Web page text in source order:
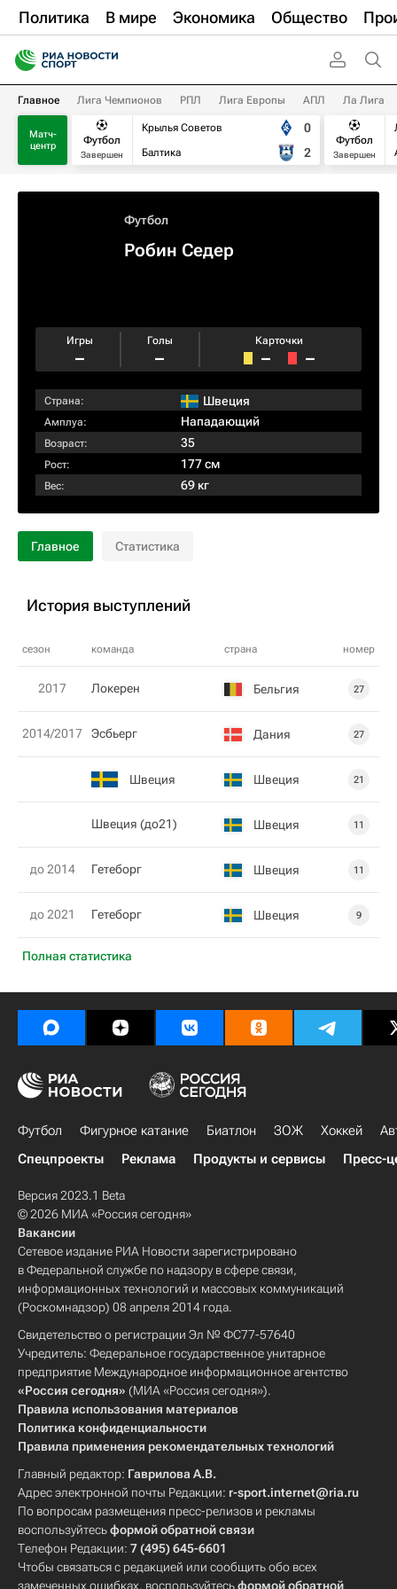
Политика В мире Экономика Общество
Главное Лига Чемпионов РПЛ Лига Европы АПЛ Ла Лига
Матч-
центр
Футбол
Завершен
Крылья Советов
Балтика
0
2
Футбол
Завершен
Футбол
Робин Седер
Игры
–
Голы
–
Карточки
– –
Страна: Швеция
Амплуа: Нападающий
Возраст: 35
Рост: 177 см
Вес: 69 кг
Главное Статистика
История выступлений
сезон команда страна номер
Полная статистика
2017 Локерен Бельгия 27
2014/2017 Эсбьерг Дания 27
Швеция Швеция 21
Швеция (до21) Швеция 11
до 2014 Гетеборг Швеция 11
до 2021 Гетеборг Швеция 9
Футбол Фигурное катание Биатлон ЗОЖ Хоккей
Спецпроекты
Реклама Продукты и сервисы Пресс-
Версия 2023.1 Beta
© 2026 МИА «Россия сегодня»
Вакансии
Сетевое издание РИА Новости зарегистрировано
в Федеральной службе по надзору в сфере связи,
информационных технологий и массовых коммуникаций
(Роскомнадзор) 08 апреля 2014 года.
Свидетельство о регистрации Эл № ФС77-57640
Учредитель: Федеральное государственное унитарное
предприятие Международное информационное агентство
«Россия сегодня» (МИА «Россия сегодня»).
Правила использования материалов
Политика конфиденциальности
Правила применения рекомендательных технологий
Главный редактор: Гаврилова А.В.
Адрес электронной почты Редакции: r-sport.internet@ria.ru
По вопросам размещения пресс-релизов и рекламы
воспользуйтесьформой обратной связи
Телефон Редакции: 7 (495) 645-6601
Чтобы связаться с редакцией или сообщить обо всех
замеченных ошибках, воспользуйтесьформой обратной